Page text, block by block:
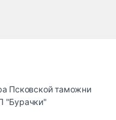
Псковской таможни
"Бурачки"